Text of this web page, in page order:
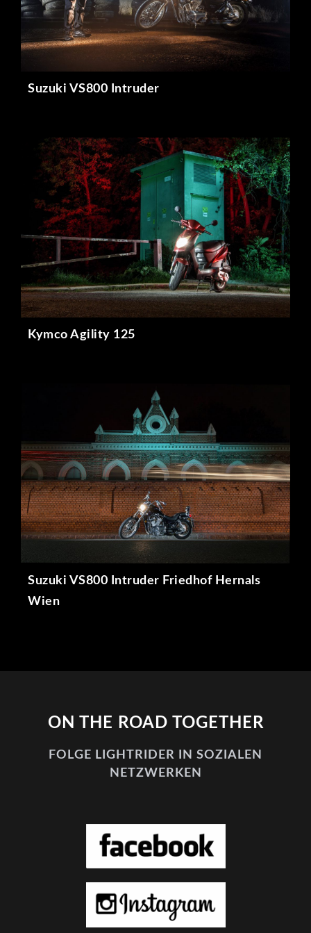
Suzuki VS800 Intruder
Kymco Agility 125
Suzuki VS800 Intruder Friedhof Hernals
Wien
ON THE ROAD TOGETHER
FOLGE LIGHTRIDER IN SOZIALEN
NETZWERKEN